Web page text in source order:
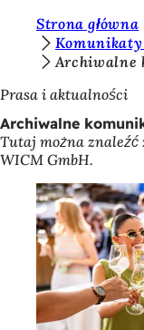
Przejdź do treści
s
t
e
ś
Strona główna
Komunikaty
Archiwalne
Prasa i aktualności
Archiwalne
Tutaj można
WICM GmbH.